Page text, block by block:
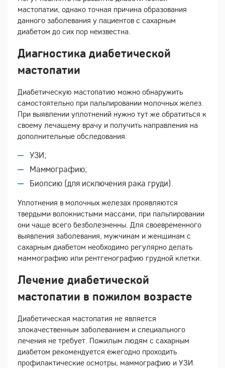
мастопатии, однако точная причина образования
данного заболевания у пациентов с сахарным
диабетом до сих пор неизвестна.
Диагностика диабетической
мастопатии
Диабетическую мастопатию можно обнаружить
самостоятельно при пальпировании молочных желез.
При выявлении уплотнений нужно тут же обратиться к
своему лечащему врачу и получить направления на
дополнительные обследования:
УЗИ;
Маммографию;
Биопсию (для исключения рака груди).
Уплотнения в молочных железах проявляются
твердыми волокнистыми массами, при пальпировании
они чаще всего безболезненны. Для своевременного
выявления заболевания, мужчинам и женщинам с
сахарным диабетом необходимо регулярно делать
маммографию или рентгенографию грудной клетки.
Лечение диабетической
мастопатии в пожилом возрасте
Диабетическая мастопатия не является
злокачественным заболеванием и специального
лечения не требует. Пожилым людям с сахарным
диабетом рекомендуется ежегодно проходить
профилактические осмотры, маммографию и УЗИ.